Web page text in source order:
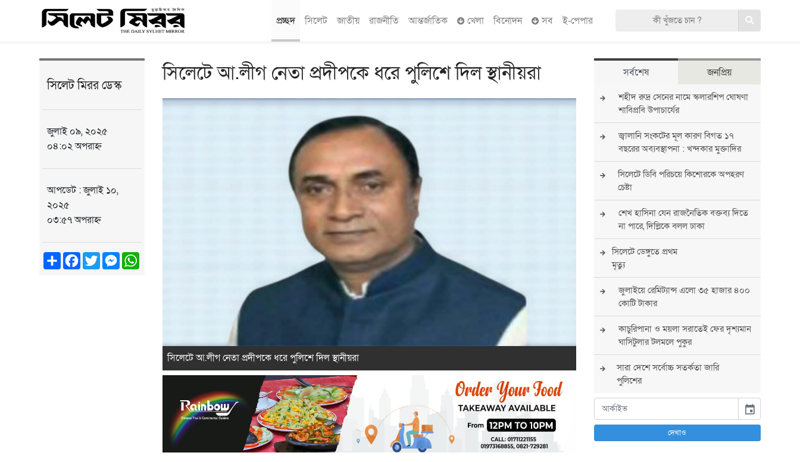
প্রচ্ছদ সিলেট জাতীয় রাজনীতি আন্তর্জাতিক খেলা বিনোদন সব ই-পেপার
সিলেট মিরর ডেস্ক
জুলাই ০৯, ২০২৫
০৪:০২ অপরাহ্ন
আপডেট : জুলাই ১০,
২০২৫
০৩:৫৭ অপরাহ্ন
ShareFacebook
TwitterMessenger
সিলেটে আ.লীগ নেতা প্রদীপকে ধরে পুলিশে দিল স্থানীয়রা
সিলেটে আ.লীগ নেতা প্রদীপকে ধরে পুলিশে দিল স্থানীয়রা
সর্বশেষ জনপ্রিয়
শহীদ রুদ্র সেনের নামে স্কলারশিপ ঘোষণা
শাবিপ্রবি উপাচার্যের
জ্বালানি সংকটের মূল কারণ বিগত ১৭
বছরের অব্যবস্থাপনা : খন্দকার মুক্তাদির
সিলেটে ডিবি পরিচয়ে কিশোরকে অপহরণ
চেষ্টা
শেখ হাসিনা যেন রাজনৈতিক বক্তব্য দিতে
না পারে, দিল্লিকে বলল ঢাকা
সিলেটে ডেঙ্গুতে প্রথম
মৃত্যু
জুলাইয়ে রেমিট্যান্স এলো ৩৫ হাজার ৪০০
কোটি টাকার
কাচুরিপানা ও ময়লা সরাতেই ফের দৃশ্যমান
ঘাসিটুলার টলমলে পুকুর
সারা দেশে সর্বোচ্চ সতর্কতা জারি
পুলিশের
বিএনপির রাষ্ট্রপতি প্রার্থী চূড়ান্ত করবেন
তারেক রহমান
তারেক রহমানের নেতৃত্বে পূর্ণ আস্থা
event
দেখাও